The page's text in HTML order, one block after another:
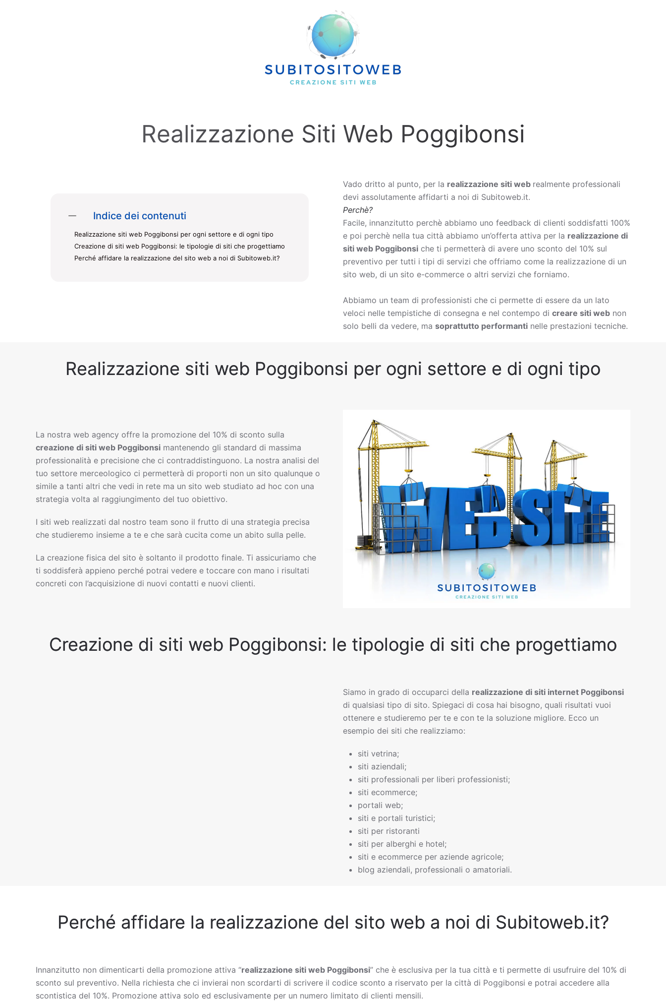
Realizzazione Siti Web Poggibonsi
Indice dei contenuti
Realizzazione siti web Poggibonsi per ogni settore e di ogni tipo
Creazione di siti web Poggibonsi: le tipologie di siti che progettiamo
Perché affidare la realizzazione del sito web a noi di Subitoweb.it?
Vado dritto al punto, per la realizzazione siti web realmente professionali
devi assolutamente affidarti a noi di Subitoweb.it.
Perchè?
Facile, innanzitutto perchè abbiamo uno feedback di clienti soddisfatti 100%
e poi perchè nella tua città abbiamo un’offerta attiva per la realizzazione di
siti web Poggibonsi che ti permetterà di avere uno sconto del 10% sul
preventivo per tutti i tipi di servizi che offriamo come la realizzazione di un
sito web, di un sito e-commerce o altri servizi che forniamo.
Abbiamo un team di professionisti che ci permette di essere da un lato
veloci nelle tempistiche di consegna e nel contempo di creare siti web non
solo belli da vedere, ma soprattutto performanti nelle prestazioni tecniche.
Realizzazione siti web Poggibonsi per ogni settore e di ogni tipo
La nostra web agency offre la promozione del 10% di sconto sulla
creazione di siti web Poggibonsi mantenendo gli standard di massima
professionalità e precisione che ci contraddistinguono. La nostra analisi del
tuo settore merceologico ci permetterà di proporti non un sito qualunque o
simile a tanti altri che vedi in rete ma un sito web studiato ad hoc con una
strategia volta al raggiungimento del tuo obiettivo.
I siti web realizzati dal nostro team sono il frutto di una strategia precisa
che studieremo insieme a te e che sarà cucita come un abito sulla pelle.
La creazione fisica del sito è soltanto il prodotto finale. Ti assicuriamo che
ti soddisferà appieno perché potrai vedere e toccare con mano i risultati
concreti con l’acquisizione di nuovi contatti e nuovi clienti.
Creazione di siti web Poggibonsi: le tipologie di siti che progettiamo
Siamo in grado di occuparci della realizzazione di siti internet Poggibonsi
di qualsiasi tipo di sito. Spiegaci di cosa hai bisogno, quali risultati vuoi
ottenere e studieremo per te e con te la soluzione migliore. Ecco un
esempio dei siti che realizziamo:
siti vetrina;
siti aziendali;
siti professionali per liberi professionisti;
siti ecommerce;
portali web;
siti e portali turistici;
siti per ristoranti
siti per alberghi e hotel;
siti e ecommerce per aziende agricole;
blog aziendali, professionali o amatoriali.
Perché affidare la realizzazione del sito web a noi di Subitoweb.it?
Innanzitutto non dimenticarti della promozione attiva “realizzazione siti web Poggibonsi” che è esclusiva per la tua città e ti permette di usufruire del 10% di
sconto sul preventivo. Nella richiesta che ci invierai non scordarti di scrivere il codice sconto a riservato per la città di Poggibonsi e potrai accedere alla
scontistica del 10%. Promozione attiva solo ed esclusivamente per un numero limitato di clienti mensili.